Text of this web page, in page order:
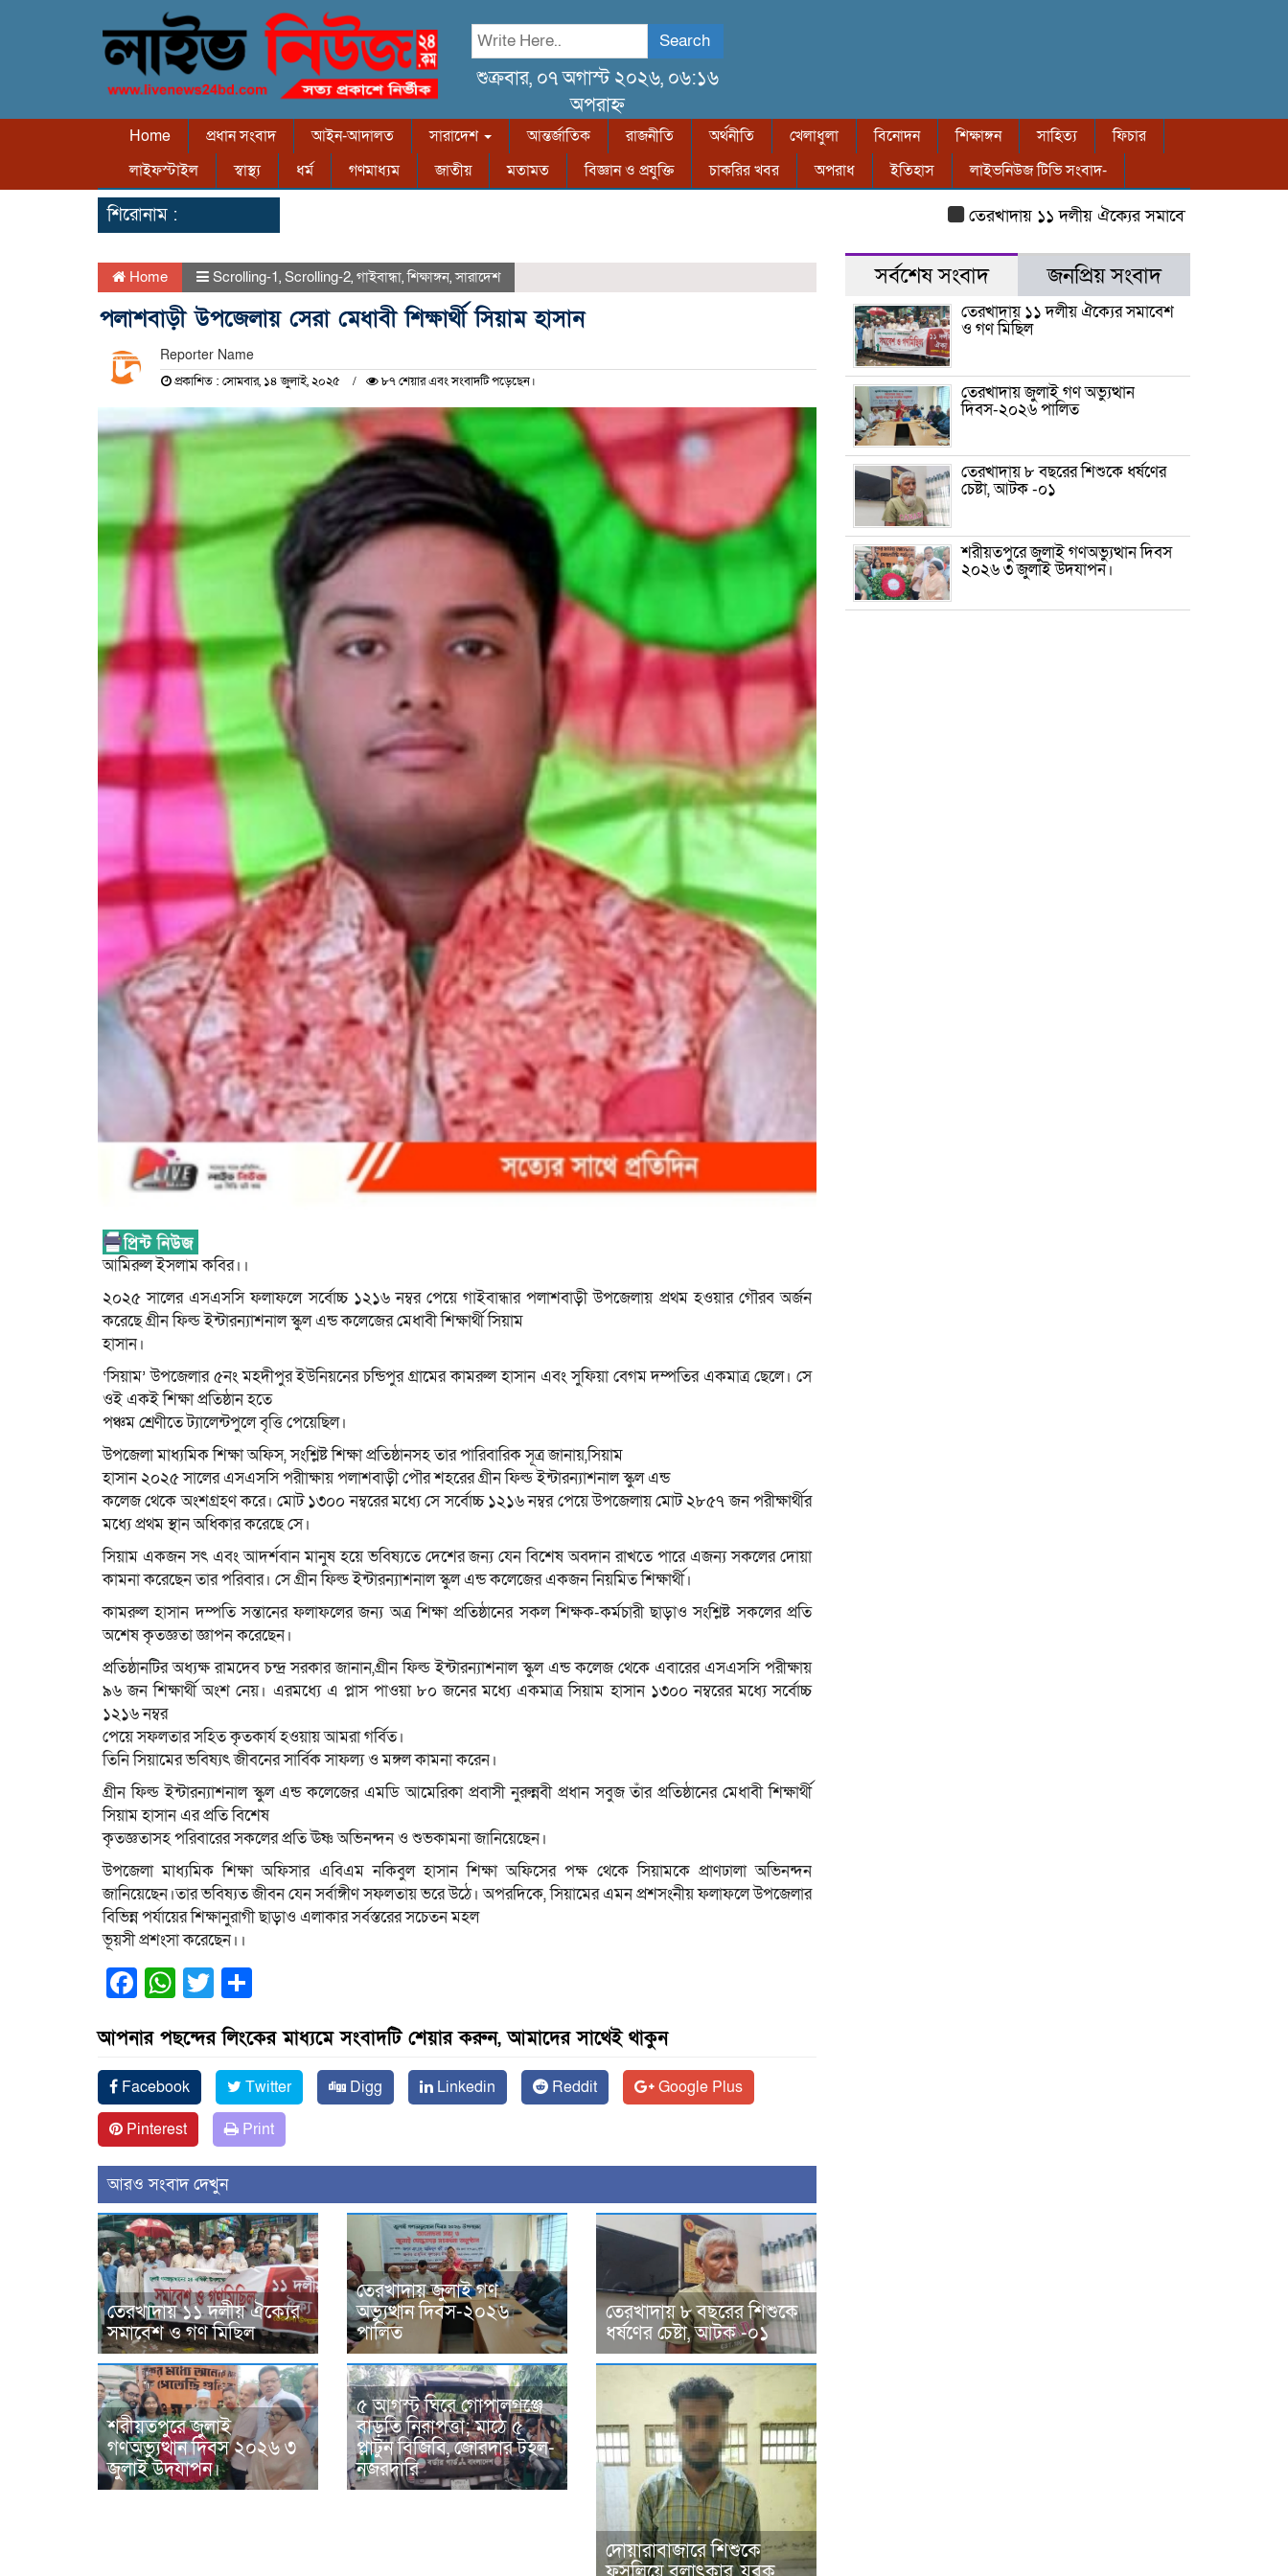
Search
শুক্রবার, ০৭ অগাস্ট ২০২৬, ০৬:১৬
অপরাহ্ন
Home প্রধান সংবাদ আইন-আদালত সারাদেশ আন্তর্জাতিক রাজনীতি অর্থনীতি খেলাধুলা বিনোদন শিক্ষাঙ্গন সাহিত্য
ফিচার
লাইফস্টাইল
স্বাস্থ্য ধর্ম গণমাধ্যম জাতীয় মতামত বিজ্ঞান ও প্রযুক্তি চাকরির খবর অপরাধ ইতিহাস লাইভনিউজ টিভি সংবাদ-
শিরোনাম : তেরখাদায় ১১ দলীয় ঐক্যের সমাবেশ ও গণ মিছিল
Home Scrolling-1, Scrolling-2, গাইবান্ধা,শিক্ষাঙ্গন,সারাদেশ
পলাশবাড়ী উপজেলায় সেরা মেধাবী শিক্ষার্থী সিয়াম হাসান
Reporter Name
প্রকাশিত : সোমবার, ১৪ জুলাই, ২০২৫ ৮৭ শেয়ার এবং সংবাদটি পড়েছেন।
আমিরুল ইসলাম কবির।।
২০২৫ সালের এসএসসি ফলাফলে সর্বোচ্চ ১২১৬ নম্বর পেয়ে গাইবান্ধার পলাশবাড়ী উপজেলায় প্রথম হওয়ার গৌরব অর্জন
করেছে গ্রীন ফিল্ড ইন্টারন্যাশনাল স্কুল এন্ড কলেজের মেধাবী শিক্ষার্থী সিয়াম
হাসান।
‘সিয়াম’ উপজেলার ৫নং মহদীপুর ইউনিয়নের চন্ডিপুর গ্রামের কামরুল হাসান এবং সুফিয়া বেগম দম্পতির একমাত্র ছেলে। সে
ওই একই শিক্ষা প্রতিষ্ঠান হতে
পঞ্চম শ্রেণীতে ট্যালেন্টপুলে বৃত্তি পেয়েছিল।
উপজেলা মাধ্যমিক শিক্ষা অফিস, সংশ্লিষ্ট শিক্ষা প্রতিষ্ঠানসহ তার পারিবারিক সূত্র জানায়,সিয়াম
হাসান ২০২৫ সালের এসএসসি পরীাক্ষায় পলাশবাড়ী পৌর শহরের গ্রীন ফিল্ড ইন্টারন্যাশনাল স্কুল এন্ড
কলেজ থেকে অংশগ্রহণ করে। মোট ১৩০০ নম্বরের মধ্যে সে সর্বোচ্চ ১২১৬ নম্বর পেয়ে উপজেলায় মোট ২৮৫৭ জন পরীক্ষার্থীর
মধ্যে প্রথম স্থান অধিকার করেছে সে।
সিয়াম একজন সৎ এবং আদর্শবান মানুষ হয়ে ভবিষ্যতে দেশের জন্য যেন বিশেষ অবদান রাখতে পারে এজন্য সকলের দোয়া
কামনা করেছেন তার পরিবার। সে গ্রীন ফিল্ড ইন্টারন্যাশনাল স্কুল এন্ড কলেজের একজন নিয়মিত শিক্ষার্থী।
কামরুল হাসান দম্পতি সন্তানের ফলাফলের জন্য অত্র শিক্ষা প্রতিষ্ঠানের সকল শিক্ষক-কর্মচারী ছাড়াও সংশ্লিষ্ট সকলের প্রতি
অশেষ কৃতজ্ঞতা জ্ঞাপন করেছেন।
প্রতিষ্ঠানটির অধ্যক্ষ রামদেব চন্দ্র সরকার জানান,গ্রীন ফিল্ড ইন্টারন্যাশনাল স্কুল এন্ড কলেজ থেকে এবারের এসএসসি পরীক্ষায়
৯৬ জন শিক্ষার্থী অংশ নেয়। এরমধ্যে এ প্লাস পাওয়া ৮০ জনের মধ্যে একমাত্র সিয়াম হাসান ১৩০০ নম্বরের মধ্যে সর্বোচ্চ
১২১৬ নম্বর
পেয়ে সফলতার সহিত কৃতকার্য হওয়ায় আমরা গর্বিত।
তিনি সিয়ামের ভবিষ্যৎ জীবনের সার্বিক সাফল্য ও মঙ্গল কামনা করেন।
গ্রীন ফিল্ড ইন্টারন্যাশনাল স্কুল এন্ড কলেজের এমডি আমেরিকা প্রবাসী নুরুন্নবী প্রধান সবুজ তাঁর প্রতিষ্ঠানের মেধাবী শিক্ষার্থী
সিয়াম হাসান এর প্রতি বিশেষ
কৃতজ্ঞতাসহ পরিবারের সকলের প্রতি ঊষ্ণ অভিনন্দন ও শুভকামনা জানিয়েছেন।
উপজেলা মাধ্যমিক শিক্ষা অফিসার এবিএম নকিবুল হাসান শিক্ষা অফিসের পক্ষ থেকে সিয়ামকে প্রাণঢালা অভিনন্দন
জানিয়েছেন।তার ভবিষ্যত জীবন যেন সর্বাঙ্গীণ সফলতায় ভরে উঠে। অপরদিকে, সিয়ামের এমন প্রশসংনীয় ফলাফলে উপজেলার
বিভিন্ন পর্যায়ের শিক্ষানুরাগী ছাড়াও এলাকার সর্বস্তরের সচেতন মহল
ভূয়সী প্রশংসা করেছেন।।
Facebook
WhatsApp
Twitter
আপনার পছন্দের লিংকের মাধ্যমে সংবাদটি শেয়ার করুন, আমাদের সাথেই থাকুন
Facebook Twitter Digg Linkedin Reddit
Google Plus
Pinterest
Print
আরও সংবাদ দেখুন
তেরখাদায় ১১ দলীয় ঐক্যের
সমাবেশ ও গণ মিছিল
তেরখাদায় জুলাই গণ
অভ্যুত্থান দিবস-২০২৬
পালিত
তেরখাদায় ৮ বছরের শিশুকে
ধর্ষণের চেষ্টা, আটক -০১
শরীয়তপুরে জুলাই
গণঅভ্যুত্থান দিবস ২০২৬ ৩
জুলাই উদযাপন।
৫ আগস্ট ঘিরে গোপালগঞ্জে
বাড়তি নিরাপত্তা; মাঠে ৫
প্লাটুন বিজিবি, জোরদার টহল-
নজরদারি
দোয়ারাবাজারে শিশুকে
সর্বশেষ সংবাদ জনপ্রিয় সংবাদ
তেরখাদায় ১১ দলীয় ঐক্যের সমাবেশ
ও গণ মিছিল
তেরখাদায় জুলাই গণ অভ্যুত্থান
দিবস-২০২৬ পালিত
তেরখাদায় ৮ বছরের শিশুকে ধর্ষণের
চেষ্টা, আটক -০১
শরীয়তপুরে জুলাই গণঅভ্যুত্থান দিবস
২০২৬ ৩ জুলাই উদযাপন।